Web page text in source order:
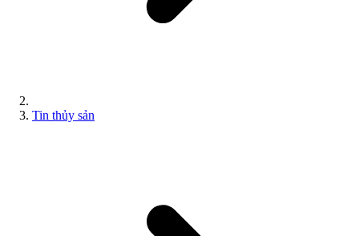
Tin thủy sản